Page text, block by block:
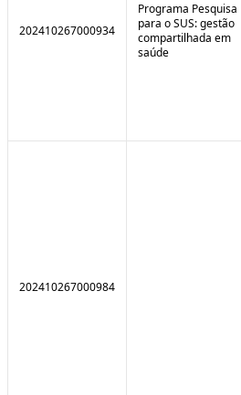
202410267000934
Programa Pesquisa
para o SUS: gestão
compartilhada em
saúde
202410267000984